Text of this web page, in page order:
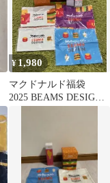
¥1,980
マクドナルド福袋
2025 BEAMS DESIGN